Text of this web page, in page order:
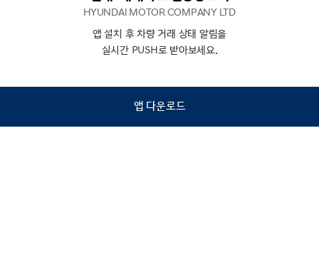
검색
HYUNDAI MOTOR COMPANY LTD
앱 설치 후 차량 거래 상태 알림을
실시간 PUSH로 받아보세요.
앱 다운로드